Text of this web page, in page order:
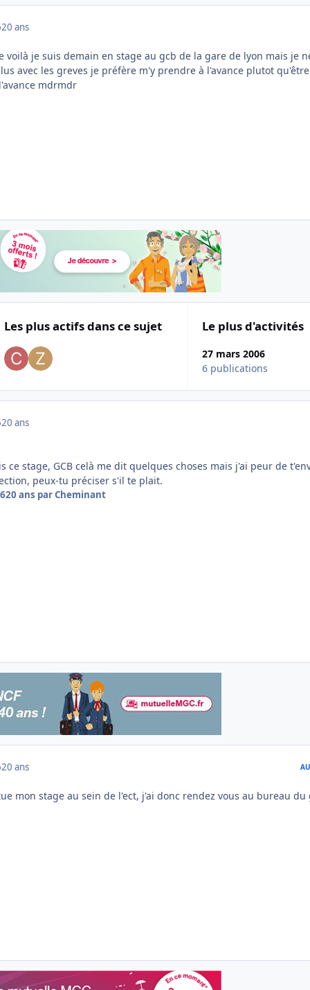
20 ans
voilà je suis demain en stage au gcb de la gare de lyon mais je
avec les greves je préfère m'y prendre à l'avance plutot qu'être
mdrmdr
Les plus actifs dans ce sujet Le plus d'activités
27 mars 2006
6 publications
20 ans
ce stage, GCB celà me dit quelques choses mais j'ai peur de
peux-tu préciser s'il te plait.
20 ans par Cheminant
20 ans
mon stage au sein de l'ect, j'ai donc rendez vous au bureau du